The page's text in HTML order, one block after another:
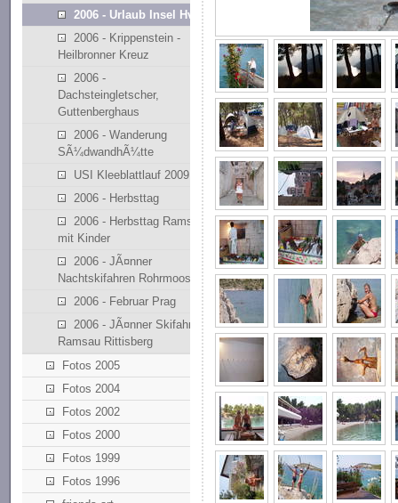
2006 - Urlaub Insel Hvar
2006 - Krippenstein -
Heilbronner Kreuz
2006 -
Dachsteingletscher,
Guttenberghaus
2006 - Wanderung
SÃ¼dwandhÃ¼tte
USI Kleeblattlauf 2009
2006 - Herbsttag
2006 - Herbsttag Ramsau
mit Kinder
2006 - JÃ¤nner
Nachtskifahren Rohrmoos
2006 - Februar Prag
2006 - JÃ¤nner Skifahren
Ramsau Rittisberg
Fotos 2005
Fotos 2004
Fotos 2002
Fotos 2000
Fotos 1999
Fotos 1996